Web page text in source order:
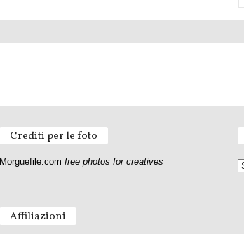
Crediti per le foto
Morguefile.com free photos for creatives
Affiliazioni